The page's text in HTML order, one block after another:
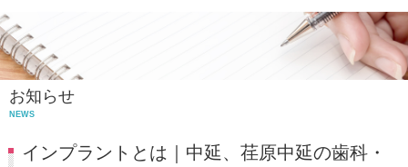
アクセス・診療時間
お知らせ
NEWS
インプラントとは｜中延、荏原中延の歯科・